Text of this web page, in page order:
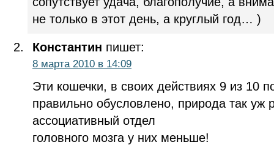
не только в этот день, а круглый год… )
Константин пишет:
8 марта 2010 в 14:09
Эти кошечки, в своих действиях 9 из 10
правильно обусловлено, природа так уж
ассоциативный отдел
головного мозга у них меньше!